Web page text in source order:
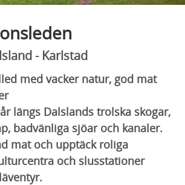
- Karlstad
med vacker natur, god mat
längs Dalslands trolska skogar,
badvänliga sjöar och kanaler.
mat och upptäck roliga
och slusstationer